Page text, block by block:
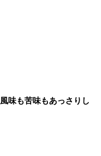
風味も苦味もあっさりし